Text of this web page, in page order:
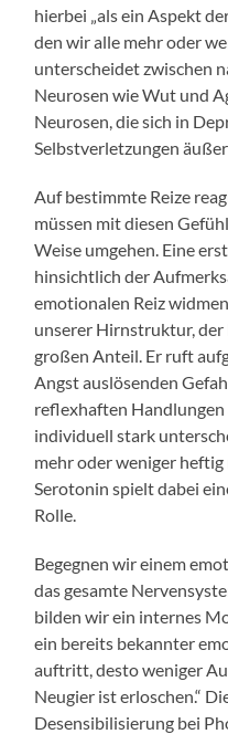
hierbei „als ein Aspekt
den wir alle mehr oder
unterscheidet zwischen
Neurosen wie Wut und
Neurosen, die sich in
Selbstverletzungen
Auf bestimmte Reize
müssen mit diesen
Weise umgehen. Eine
hinsichtlich der
emotionalen Reiz
unserer Hirnstruktur,
großen Anteil. Er ruft
Angst auslösenden
reflexhaften
individuell stark
mehr oder weniger
Serotonin spielt dabei
Rolle.
Begegnen wir einem
das gesamte
bilden wir ein internes
ein bereits bekannter
auftritt, desto weniger
Neugier ist erloschen.“
Desensibilisierung bei